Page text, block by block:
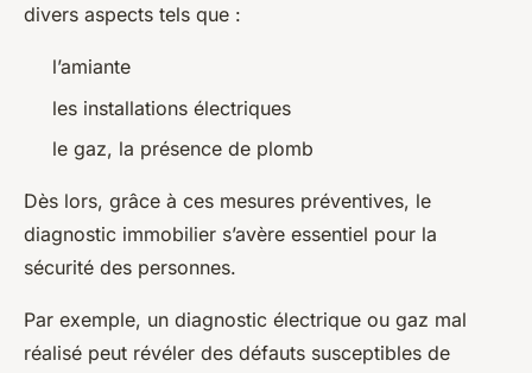
divers aspects tels que :
l’amiante
les installations électriques
le gaz, la présence de plomb
Dès lors, grâce à ces mesures préventives, le
diagnostic immobilier s’avère essentiel pour la
sécurité des personnes.
Par exemple, un diagnostic électrique ou gaz mal
réalisé peut révéler des défauts susceptibles de